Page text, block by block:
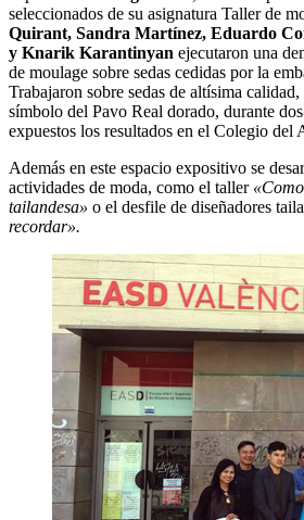
seleccionados de su asignatura Taller de
Quirant, Sandra Martínez, Eduardo
y Knarik Karantinyan ejecutaron una
de moulage sobre sedas cedidas por la
Trabajaron sobre sedas de altísima
símbolo del Pavo Real dorado, durante
expuestos los resultados en el Colegio del
Además en este espacio expositivo se
actividades de moda, como el taller
tailandesa» o el desfile de diseñadores
recordar».